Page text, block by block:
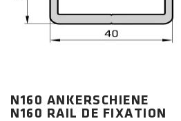
N160 ANKERSCHIENE
N160 RAIL DE FIXATION